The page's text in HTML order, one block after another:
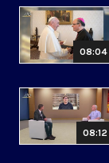
08:04
08:12